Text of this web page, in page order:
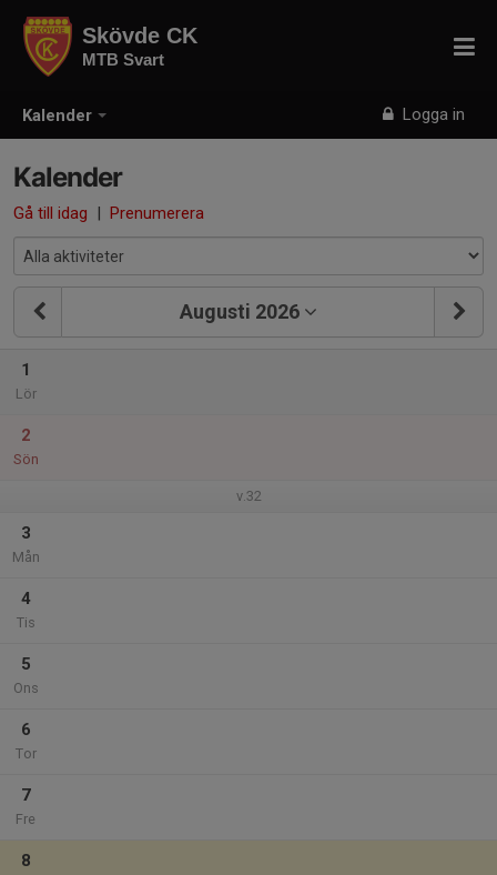
Kalender Logga in
Skövde CK
MTB Svart
Kalender
Gå till idag | Prenumerera
Augusti 2026
1
Lör
2
Sön
v.32
3
Mån
4
Tis
5
Ons
6
Tor
7
Fre
8